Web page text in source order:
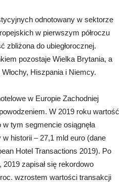
odnotowany w sektorze
w pierwszym półroczu
zbliżona do ubiegłorocznej.
pozostaje Wielka Brytania, a
Hiszpania i Niemcy.
w Europie Zachodniej
W 2019 roku wartość
tym segmencie osiągnęła
historii – 27,1 mld euro (dane
Hotel Transactions 2019). Po
zapisał się rekordowo
wzrostem wartości transakcji